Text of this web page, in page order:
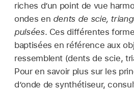
riches d’un point de vue
ondes en dents de scie,
pulsées. Ces différentes
baptisées en référence aux
ressemblent (dents de scie,
Pour en savoir plus sur les
d’onde de synthétiseur,